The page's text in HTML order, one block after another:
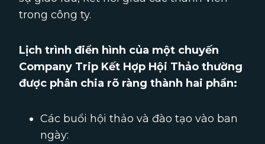
trong công ty.
Lịch trình điển hình của một chuyến
Company Trip Kết Hợp Hội Thảo thường
được phân chia rõ ràng thành hai phần:
Các buổi hội thảo và đào tạo vào ban
ngày: